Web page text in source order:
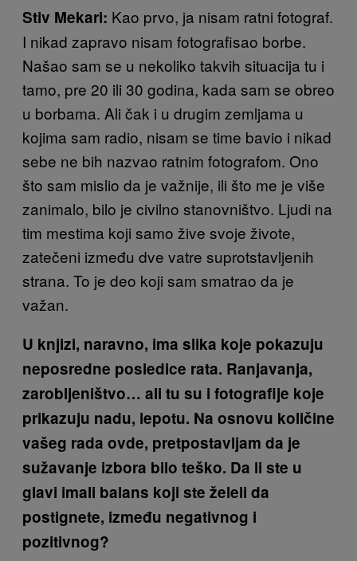
Stiv Mekari: Kao prvo, ja nisam ratni fotograf.
I nikad zapravo nisam fotografisao borbe.
Našao sam se u nekoliko takvih situacija tu i
tamo, pre 20 ili 30 godina, kada sam se obreo
u borbama. Ali čak i u drugim zemljama u
kojima sam radio, nisam se time bavio i nikad
sebe ne bih nazvao ratnim fotografom. Ono
što sam mislio da je važnije, ili što me je više
zanimalo, bilo je civilno stanovništvo. Ljudi na
tim mestima koji samo žive svoje živote,
zatečeni između dve vatre suprotstavljenih
strana. To je deo koji sam smatrao da je
važan.
U knjizi, naravno, ima slika koje pokazuju
neposredne posledice rata. Ranjavanja,
zarobljeništvo… ali tu su i fotografije koje
prikazuju nadu, lepotu. Na osnovu količine
vašeg rada ovde, pretpostavljam da je
sužavanje izbora bilo teško. Da li ste u
glavi imali balans koji ste želeli da
postignete, između negativnog i
pozitivnog?